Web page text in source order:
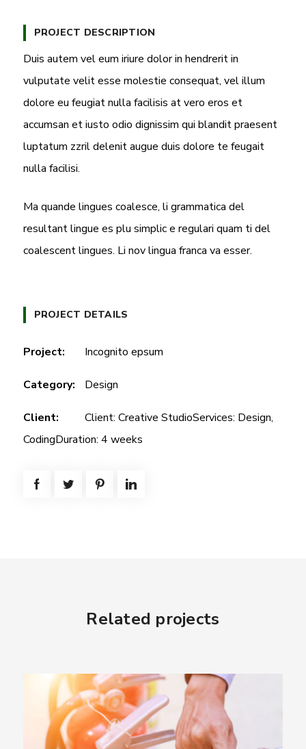
y
g
s
u
l
s
n
PROJECT DESCRIPTION
Duis autem vel eum iriure dolor in hendrerit in
vulputate velit esse molestie consequat, vel illum
dolore eu feugiat nulla facilisis at vero eros et
accumsan et iusto odio dignissim qui blandit praesent
luptatum zzril delenit augue duis dolore te feugait
nulla facilisi.
Ma quande lingues coalesce, li grammatica del
resultant lingue es plu simplic e regulari quam ti del
coalescent lingues. Li nov lingua franca va esser.
PROJECT DETAILS
Project: Incognito epsum
Category: Design
Client:
Client: Creative StudioServices: Design,
CodingDuration: 4 weeks
Related projects